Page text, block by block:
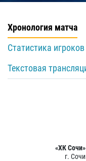
Хронология матча
Статистика игроков
Текстовая
«ХК Сочи»
г. Сочи